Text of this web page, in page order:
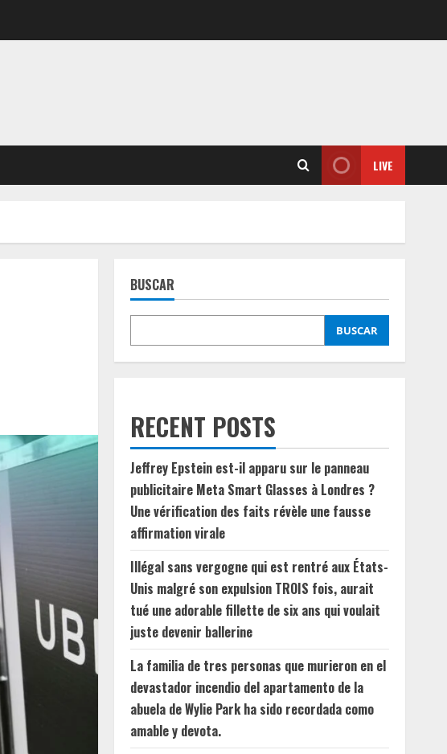
LIVE
BUSCAR
BUSCAR
RECENT POSTS
Jeffrey Epstein est-il apparu sur le panneau
publicitaire Meta Smart Glasses à Londres ?
Une vérification des faits révèle une fausse
affirmation virale
Illégal sans vergogne qui est rentré aux États-
Unis malgré son expulsion TROIS fois, aurait
tué une adorable fillette de six ans qui voulait
juste devenir ballerine
La familia de tres personas que murieron en el
devastador incendio del apartamento de la
abuela de Wylie Park ha sido recordada como
amable y devota.